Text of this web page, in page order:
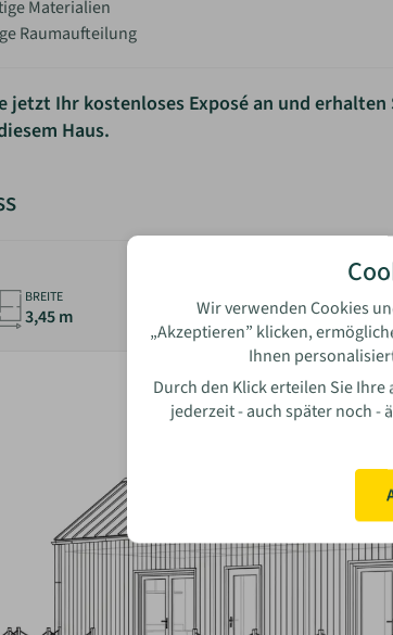
Materialien
Raumaufteilung
jetzt Ihr kostenloses Exposé an und erhalten
Haus.
BREITE
3,45 m
E-Mail
Wir verwenden Cookies
„Akzeptieren” klicken,
Ihnen
Durch den Klick erteilen Sie
jederzeit - auch später noch